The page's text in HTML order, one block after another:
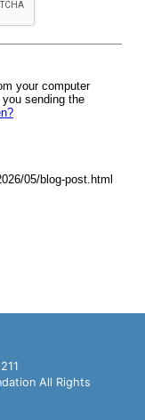
All Rights